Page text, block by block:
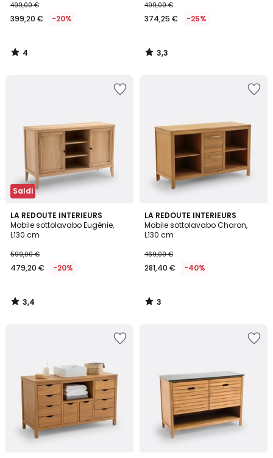
499,00 €
399,20 € -20%
4
/
499,00 €
374,25 € -25%
3,3
/
Saldi
LA REDOUTE INTERIEURS
Mobile sottolavabo Eugénie,
L130 cm
599,00 €
479,20 € -20%
3,4
/ 5
3,4
/
LA REDOUTE INTERIEURS
Mobile sottolavabo Charon,
L130 cm
469,00 €
281,40 € -40%
3
/
5
3
/